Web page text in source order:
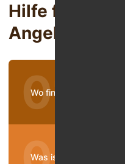
Hilfe für
Angehörige
Wo finde ich Hilfe bei
Was ist eine